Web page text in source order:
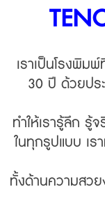
เราเป็นโรงพิม
30 ปี ด้วยปร
ทำให้เรารู้ลึก รู้
ในทุกรูปแบบ เ
ทั้งด้านความสวย